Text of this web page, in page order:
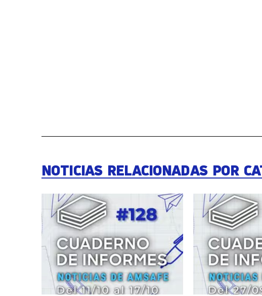
NOTICIAS RELACIONADAS POR